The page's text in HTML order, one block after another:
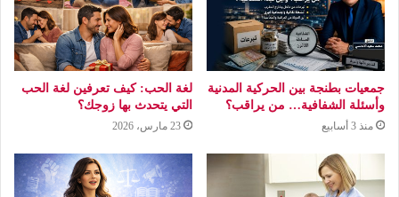
جمعيات بطنجة بين الحركية المدنية
وأسئلة الشفافية… من يراقب؟
منذ 3 أسابيع
لغة الحب: كيف تعرفين لغة الحب
التي يتحدث بها زوجك؟
23 مارس، 2026